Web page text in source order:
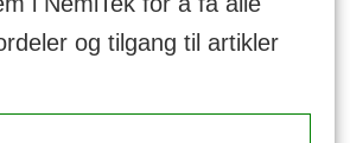
og tilgang til artikler